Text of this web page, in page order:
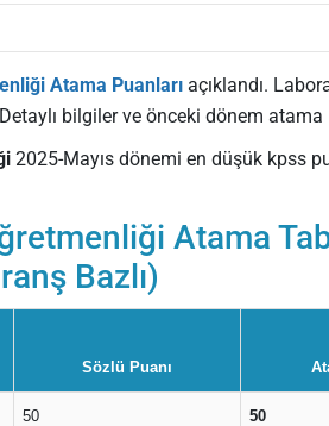
Atama Puanları açıklandı.
bilgiler ve önceki dönem
2025-Mayıs dönemi en düşük kpss
Atama
Bazlı)
Sözlü Puanı
50 50